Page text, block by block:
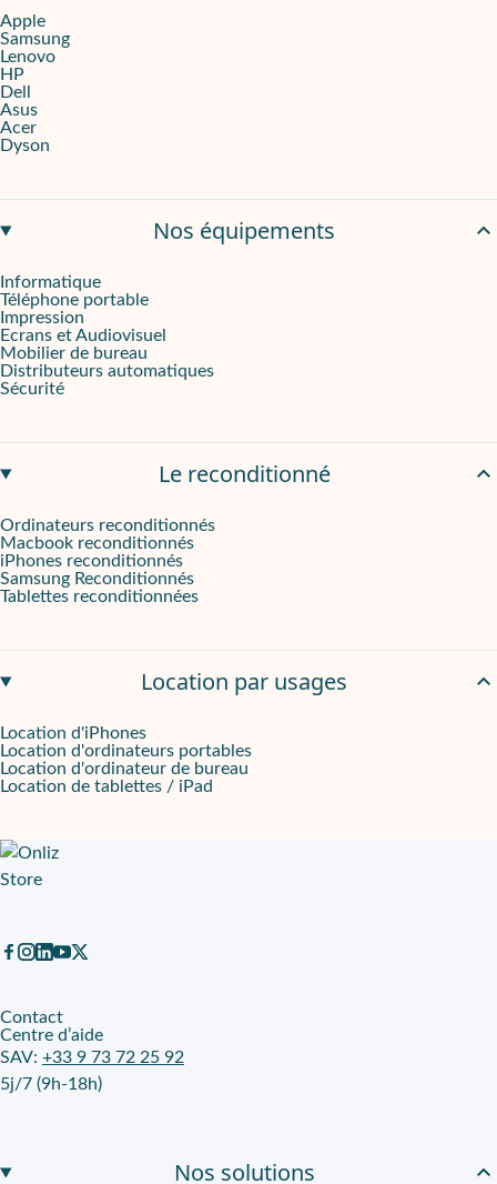
Des fonctionnalités idéales pour créer de beaux visuels
L'écran immersif Infinity-O du Samsung A53 profite d'une taille
Reconditionné = budget maîtrisé
Votre Samsung A53 vous sera livré en ayant eu toutes les
Avec Phoner Business, vous bénéficiez d'un service de réparation
Apple
Samsung
Lenovo
HP
Dell
Asus
Acer
Dyson
Nos équipements
Informatique
Téléphone portable
Impression
Ecrans et Audiovisuel
Mobilier de bureau
Distributeurs automatiques
Sécurité
Le reconditionné
Ordinateurs reconditionnés
Macbook reconditionnés
iPhones reconditionnés
Samsung Reconditionnés
Tablettes reconditionnées
Location par usages
Location d'iPhones
Location d'ordinateurs portables
Location d'ordinateur de bureau
Location de tablettes / iPad
Contact
Centre d’aide
SAV: +33 9 73 72 25 92
5j/7 (9h-18h)
Nos solutions